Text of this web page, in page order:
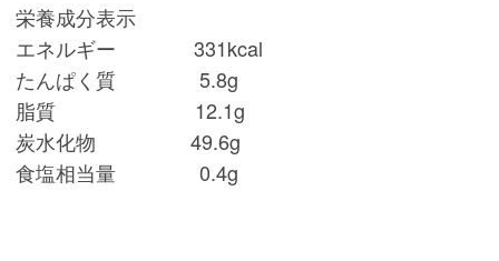
栄養成分表示
エネルギー 331kcal
たんぱく質 5.8g
脂質 12.1g
炭水化物 49.6g
食塩相当量 0.4g